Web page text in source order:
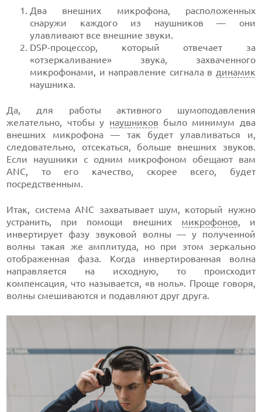
Два внешних микрофона, расположенных
снаружи каждого из наушников — они
улавливают все внешние звуки.
DSP-процессор, который отвечает за
«отзеркаливание» звука, захваченного
микрофонами, и направление сигнала в динамик
наушника.
Да, для работы активного шумоподавления
желательно, чтобы у наушников было минимум два
внешних микрофона — так будет улавливаться и,
следовательно, отсекаться, больше внешних звуков.
Если наушники с одним микрофоном обещают вам
ANC, то его качество, скорее всего, будет
посредственным.
Итак, система ANC захватывает шум, который нужно
устранить, при помощи внешних микрофонов, и
инвертирует фазу звуковой волны — у полученной
волны такая же амплитуда, но при этом зеркально
отображенная фаза. Когда инвертированная волна
направляется на исходную, то происходит
компенсация, что называется, «в ноль». Проще говоря,
волны смешиваются и подавляют друг друга.